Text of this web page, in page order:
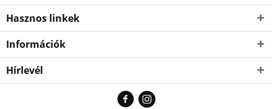
Hasznos linkek
Információk
Hírlevél